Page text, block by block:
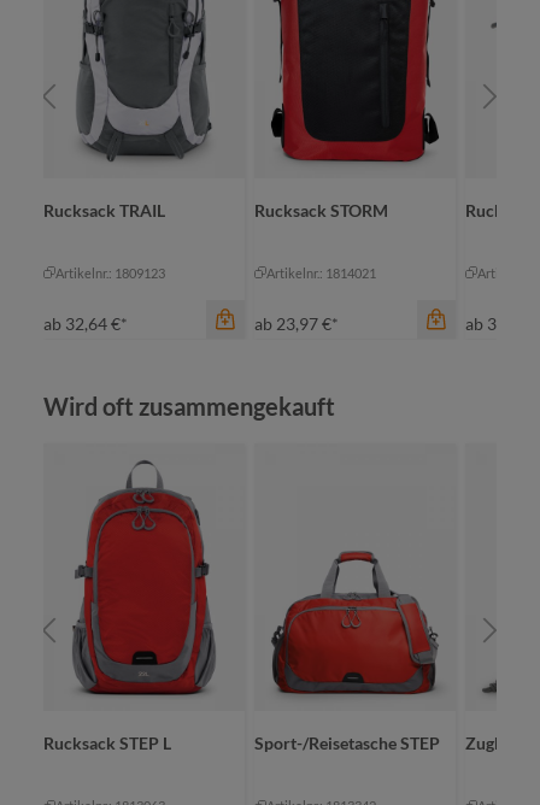
Rucksack TRAIL
Artikelnr.: 1809123
ab 32,64 €*
cyan
maigrün
rot
+2
Rucksack STORM
Artikelnr.: 1814021
ab 23,97 €*
Farbe
Artikelnr.:
ab 34,81
Produktgalerie überspringen
Wird oft zusammengekauft
Rucksack STEP L Sport-/Reisetasche STEP